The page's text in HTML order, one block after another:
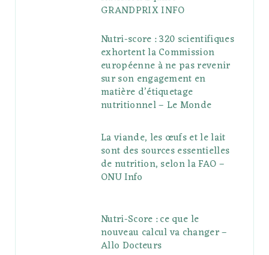
GRANDPRIX INFO
Nutri-score : 320 scientifiques
exhortent la Commission
européenne à ne pas revenir
sur son engagement en
matière d’étiquetage
nutritionnel – Le Monde
La viande, les œufs et le lait
sont des sources essentielles
de nutrition, selon la FAO –
ONU Info
Nutri-Score : ce que le
nouveau calcul va changer –
Allo Docteurs